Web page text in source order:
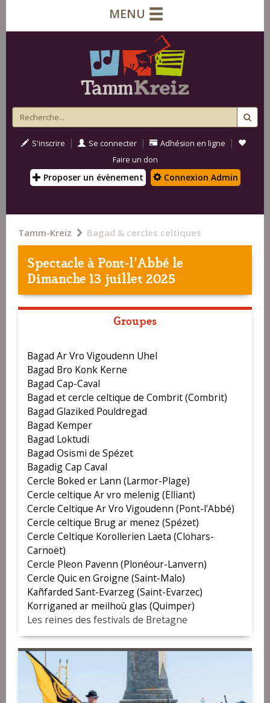
MENU
S'inscrire | Se connecter | Adhésion en ligne |
Faire un don
Proposer un évènement Connexion Admin
Tamm-Kreiz Bagad & cercles celtiques
Spectacle àPont-l'Abbé le
Dimanche 13 juillet 2025
Groupes
Bagad Ar Vro Vigoudenn Uhel
Bagad Bro Konk Kerne
Bagad Cap-Caval
Bagad et cercle celtique de Combrit (Combrit)
Bagad Glaziked Pouldregad
Bagad Kemper
Bagad Loktudi
Bagad Osismi de Spézet
Bagadig Cap Caval
Cercle Boked er Lann (Larmor-Plage)
Cercle celtique Ar vro melenig (Elliant)
Cercle Celtique Ar Vro Vigoudenn (Pont-l'Abbé)
Cercle celtique Brug ar menez (Spézet)
Cercle Celtique Korollerien Laeta (Clohars-
Carnoët)
Cercle Pleon Pavenn (Plonéour-Lanvern)
Cercle Quic en Groigne (Saint-Malo)
Kañfarded Sant-Evarzeg (Saint-Evarzec)
Korriganed ar meilhoù glas (Quimper)
Les reines des festivals de Bretagne